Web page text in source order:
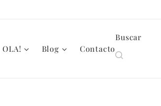
OLA! Blog Contacto
Buscar